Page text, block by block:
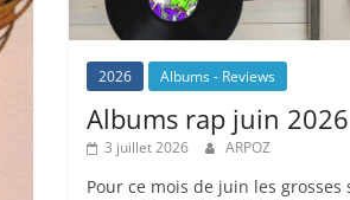
2026 Albums - Reviews
Albums rap juin 2026
3 juillet 2026 ARPOZ
Pour ce mois de juin les grosses